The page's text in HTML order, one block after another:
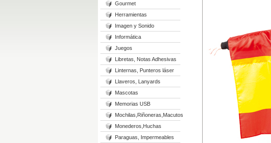
Gourmet
Herramientas
Imagen y Sonido
Informática
Juegos
Libretas, Notas Adhesivas
Linternas, Punteros láser
Llaveros, Lanyards
Mascotas
Memorias USB
Mochilas,Riñoneras,Macutos
Monederos,Huchas
Paraguas, Impermeables